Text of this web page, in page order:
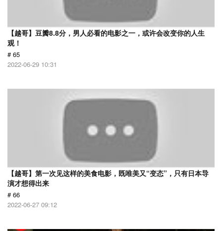
【越哥】豆瓣8.8分，男人必看的电影之一，或许会改变你的人生
观！
# 65
2022-06-29 10:31
【越哥】第一次见这样的美食电影，既唯美又“变态”，只有日本导
演才想得出来
# 66
2022-06-27 09:12